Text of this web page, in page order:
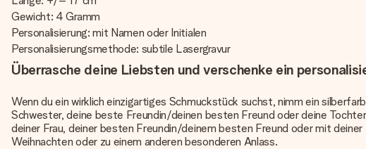
Gewicht: 4 Gramm
Personalisierung: mit Namen oder Initialen
Personalisierungsmethode: subtile Lasergravur
Überrasche deine Liebsten und verschenke ein
Wenn du ein wirklich einzigartiges Schmuckstück suchst, nimm ein
Schwester, deine beste Freundin/deinen besten Freund oder deine
deiner Frau, deiner besten Freundin/deinem besten Freund oder mit
Weihnachten oder zu einem anderen besonderen Anlass.